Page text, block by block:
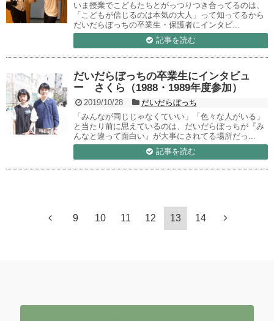
いま授業でこどもたちとがっつりつき合ってるのは、
「こどもが信じるのは本気の大人」って知ってるから
だいだらぼっちの卒業生・保護者にインタビ...
記事を読む
だいだらぼっちの卒業生にインタビュ
ー さくら（1988・1989年度参加）
2019/10/28
だいだらぼっち
「みんなが同じじゃなくていい」「色々な人がいる」
と当たり前に思えているのは、だいだらぼっちが『み
んなと違って面白い』が大事にされてる場所だっ...
記事を読む
9 10 11 12 13 14